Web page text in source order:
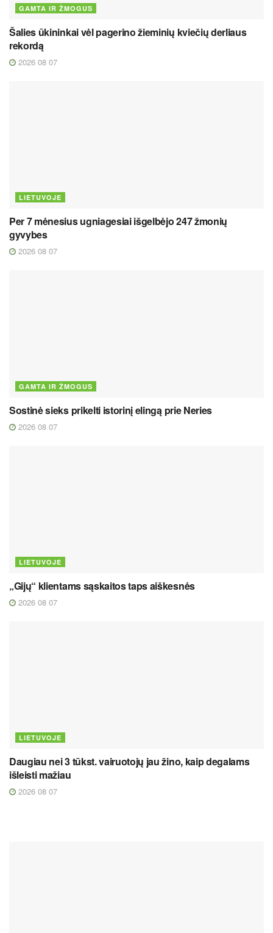
GAMTA IR ŽMOGUS
Šalies ūkininkai vėl pagerino žieminių kviečių derliaus
rekordą
2026 08 07
LIETUVOJE
Per 7 mėnesius ugniagesiai išgelbėjo 247 žmonių
gyvybes
2026 08 07
GAMTA IR ŽMOGUS
Sostinė sieks prikelti istorinį elingą prie Neries
2026 08 07
LIETUVOJE
„Gijų“ klientams sąskaitos taps aiškesnės
2026 08 07
LIETUVOJE
Daugiau nei 3 tūkst. vairuotojų jau žino, kaip degalams
išleisti mažiau
2026 08 07